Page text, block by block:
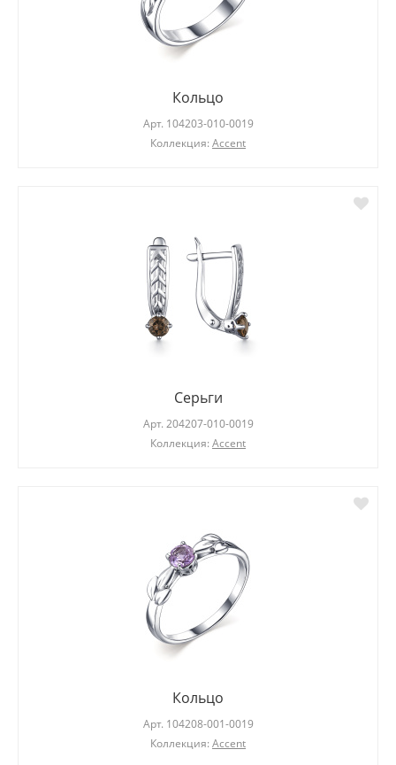
Кольцо
Арт. 104203-010-0019
Коллекция: Accent
Серьги
Арт. 204207-010-0019
Коллекция: Accent
Кольцо
Арт. 104208-001-0019
Коллекция: Accent